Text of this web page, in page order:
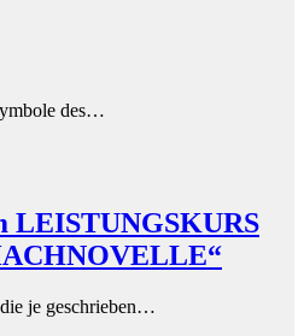
des…
LEISTUNGSKURS
je geschrieben…